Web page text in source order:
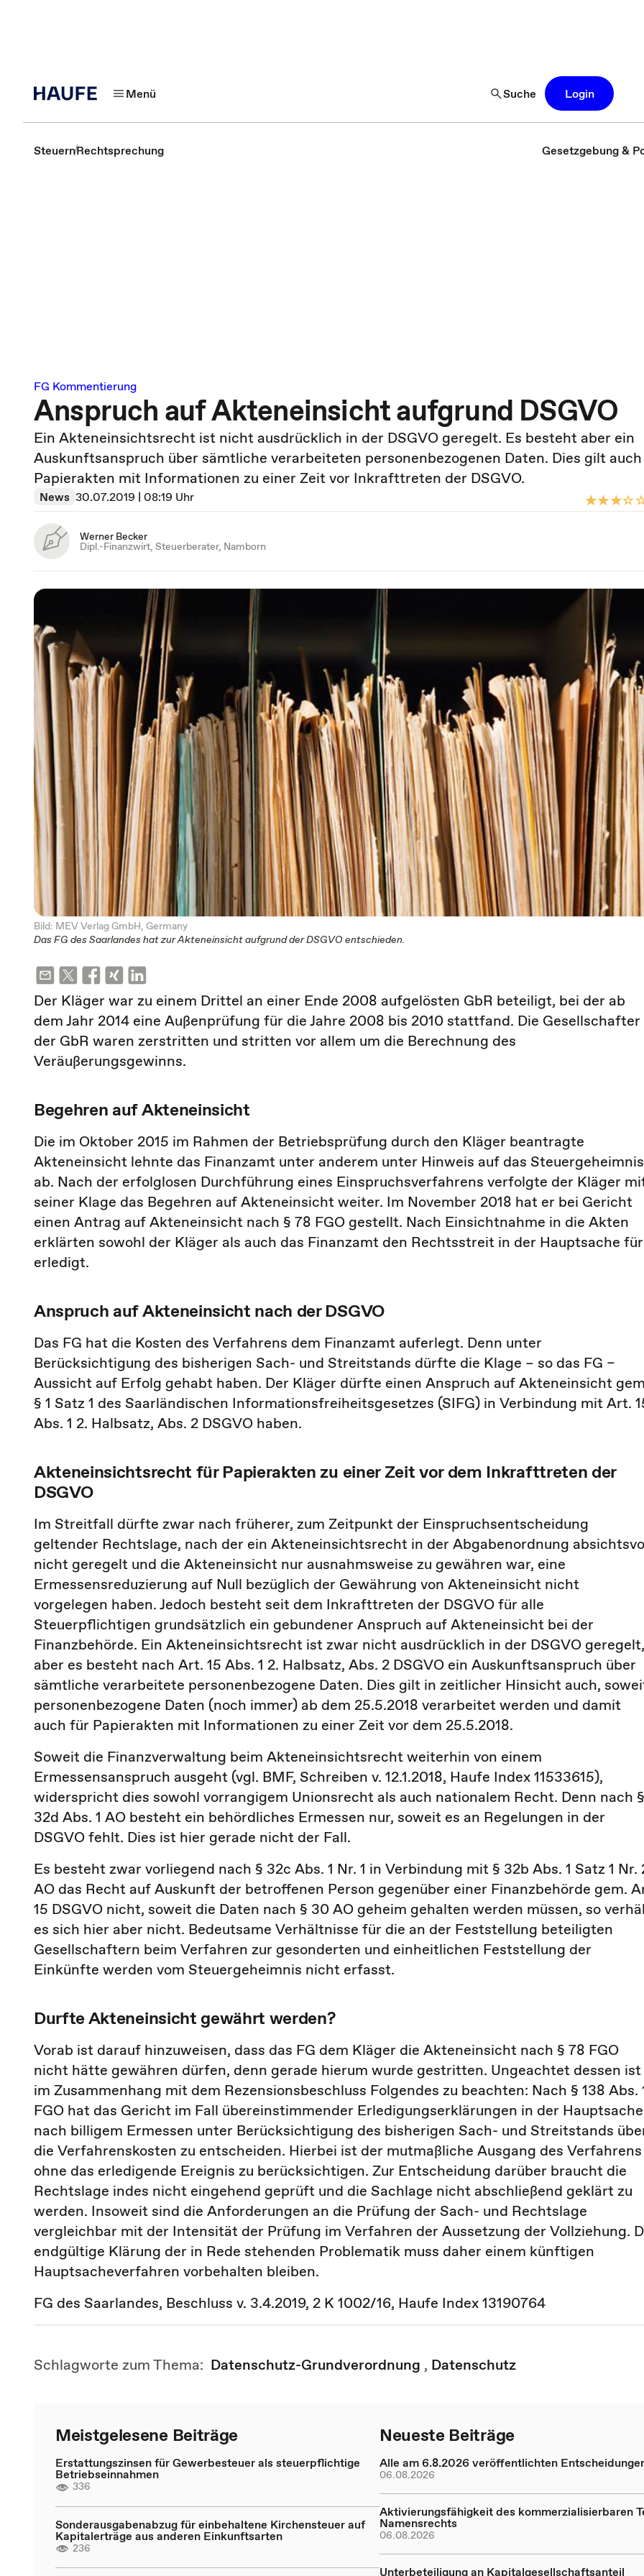
Menü Suche Login
SteuernRechtsprechung Gesetzgebung &
FG Kommentierung
Anspruch auf Akteneinsicht aufgrund DSGVO
Ein Akteneinsichtsrecht ist nicht ausdrücklich in der DSGVO geregelt. Es besteht aber ein
Auskunftsanspruch über sämtliche verarbeiteten personenbezogenen Daten. Dies gilt
Papierakten mit Informationen zu einer Zeit vor Inkrafttreten der DSGVO.
News 30.07.2019 | 08:19 Uhr
Werner Becker
Dipl.-Finanzwirt, Steuerberater, Namborn
Bild: MEV Verlag GmbH, Germany
Das FG des Saarlandes hat zur Akteneinsicht aufgrund der DSGVO entschieden.
Der Kläger war zu einem Drittel an einer Ende 2008 aufgelösten GbR beteiligt, bei der ab
dem Jahr 2014 eine Außenprüfung für die Jahre 2008 bis 2010 stattfand. Die Gesellschafter
der GbR waren zerstritten und stritten vor allem um die Berechnung des
Veräußerungsgewinns.
Begehren auf Akteneinsicht
Die im Oktober 2015 im Rahmen der Betriebsprüfung durch den Kläger beantragte
Akteneinsicht lehnte das Finanzamt unter anderem unter Hinweis auf das Steuergeheimnis
ab. Nach der erfolglosen Durchführung eines Einspruchsverfahrens verfolgte der Kläger
seiner Klage das Begehren auf Akteneinsicht weiter. Im November 2018 hat er bei Gericht
einen Antrag auf Akteneinsicht nach § 78 FGO gestellt. Nach Einsichtnahme in die Akten
erklärten sowohl der Kläger als auch das Finanzamt den Rechtsstreit in der Hauptsache für
erledigt.
Anspruch auf Akteneinsicht nach der DSGVO
Das FG hat die Kosten des Verfahrens dem Finanzamt auferlegt. Denn unter
Berücksichtigung des bisherigen Sach- und Streitstands dürfte die Klage – so das FG –
Aussicht auf Erfolg gehabt haben. Der Kläger dürfte einen Anspruch auf Akteneinsicht
§ 1 Satz 1 des Saarländischen Informationsfreiheitsgesetzes (SIFG) in Verbindung mit Art.
Abs. 1 2. Halbsatz, Abs. 2 DSGVO haben.
Akteneinsichtsrecht für Papierakten zu einer Zeit vor dem Inkrafttreten der
DSGVO
Im Streitfall dürfte zwar nach früherer, zum Zeitpunkt der Einspruchsentscheidung
geltender Rechtslage, nach der ein Akteneinsichtsrecht in der Abgabenordnung
nicht geregelt und die Akteneinsicht nur ausnahmsweise zu gewähren war, eine
Ermessensreduzierung auf Null bezüglich der Gewährung von Akteneinsicht nicht
vorgelegen haben. Jedoch besteht seit dem Inkrafttreten der DSGVO für alle
Steuerpflichtigen grundsätzlich ein gebundener Anspruch auf Akteneinsicht bei der
Finanzbehörde. Ein Akteneinsichtsrecht ist zwar nicht ausdrücklich in der DSGVO geregelt,
aber es besteht nach Art. 15 Abs. 1 2. Halbsatz, Abs. 2 DSGVO ein Auskunftsanspruch über
sämtliche verarbeitete personenbezogene Daten. Dies gilt in zeitlicher Hinsicht auch,
personenbezogene Daten (noch immer) ab dem 25.5.2018 verarbeitet werden und damit
auch für Papierakten mit Informationen zu einer Zeit vor dem 25.5.2018.
Soweit die Finanzverwaltung beim Akteneinsichtsrecht weiterhin von einem
Ermessensanspruch ausgeht (vgl. BMF, Schreiben v. 12.1.2018, Haufe Index 11533615),
widerspricht dies sowohl vorrangigem Unionsrecht als auch nationalem Recht. Denn nach §
32d Abs. 1 AO besteht ein behördliches Ermessen nur, soweit es an Regelungen in der
DSGVO fehlt. Dies ist hier gerade nicht der Fall.
Es besteht zwar vorliegend nach § 32c Abs. 1 Nr. 1 in Verbindung mit § 32b Abs. 1 Satz 1 Nr.
AO das Recht auf Auskunft der betroffenen Person gegenüber einer Finanzbehörde gem.
15 DSGVO nicht, soweit die Daten nach § 30 AO geheim gehalten werden müssen, so
es sich hier aber nicht. Bedeutsame Verhältnisse für die an der Feststellung beteiligten
Gesellschaftern beim Verfahren zur gesonderten und einheitlichen Feststellung der
Einkünfte werden vom Steuergeheimnis nicht erfasst.
Durfte Akteneinsicht gewährt werden?
Vorab ist darauf hinzuweisen, dass das FG dem Kläger die Akteneinsicht nach § 78 FGO
nicht hätte gewähren dürfen, denn gerade hierum wurde gestritten. Ungeachtet dessen ist
im Zusammenhang mit dem Rezensionsbeschluss Folgendes zu beachten: Nach § 138 Abs.
FGO hat das Gericht im Fall übereinstimmender Erledigungserklärungen in der Hauptsache
nach billigem Ermessen unter Berücksichtigung des bisherigen Sach- und Streitstands
die Verfahrenskosten zu entscheiden. Hierbei ist der mutmaßliche Ausgang des Verfahrens
ohne das erledigende Ereignis zu berücksichtigen. Zur Entscheidung darüber braucht die
Rechtslage indes nicht eingehend geprüft und die Sachlage nicht abschließend geklärt zu
werden. Insoweit sind die Anforderungen an die Prüfung der Sach- und Rechtslage
vergleichbar mit der Intensität der Prüfung im Verfahren der Aussetzung der Vollziehung.
endgültige Klärung der in Rede stehenden Problematik muss daher einem künftigen
Hauptsacheverfahren vorbehalten bleiben.
FG des Saarlandes, Beschluss v. 3.4.2019, 2 K 1002/16, Haufe Index 13190764
Schlagworte zum Thema: Datenschutz-Grundverordnung , Datenschutz
Meistgelesene Beiträge
Erstattungszinsen für Gewerbesteuer als steuerpflichtige
Betriebseinnahmen
336
Sonderausgabenabzug für einbehaltene Kirchensteuer auf
Kapitalerträge aus anderen Einkunftsarten
236
Neueste Beiträge
Alle am 6.8.2026 veröffentlichten
06.08.2026
Aktivierungsfähigkeit des kommerzialisierbaren
Namensrechts
06.08.2026
Unterbeteiligung an Kapitalgesellschaftsanteil